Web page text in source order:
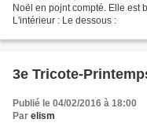
Noël en pojnt compté. Elle est
L'intérieur : Le dessous :
3e Tricote-
Publié le 04/02/2016 à 18:00
Par elism